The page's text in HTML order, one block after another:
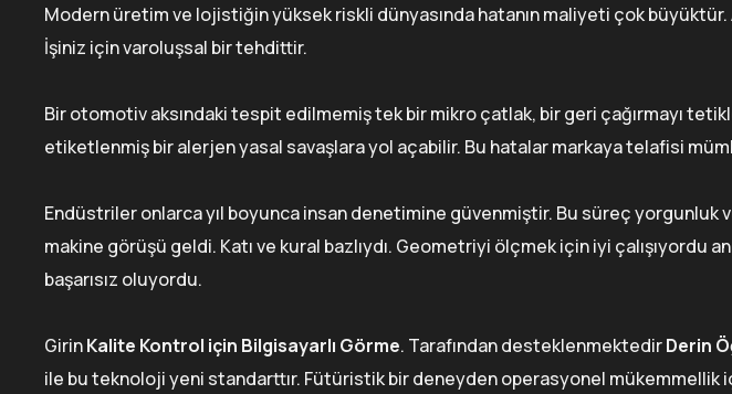
Modern üretim ve lojistiğin yüksek riskli dünyasında hatanın maliyeti çok
İşiniz için varoluşsal bir tehdittir.
Bir otomotiv aksındaki tespit edilmemiş tek bir mikro çatlak, bir geri çağırmayı
etiketlenmiş bir alerjen yasal savaşlara yol açabilir. Bu hatalar markaya telafisi
Endüstriler onlarca yıl boyunca insan denetimine güvenmiştir. Bu süreç yorgunluk ve
makine görüşü geldi. Katı ve kural bazlıydı. Geometriyi ölçmek için iyi çalışıyordu
başarısız oluyordu.
GirinKalite Kontrol için Bilgisayarlı Görme. Tarafından desteklenmektedirDerin
ile bu teknoloji yeni standarttır. Fütüristik bir deneyden operasyonel mükemmellik